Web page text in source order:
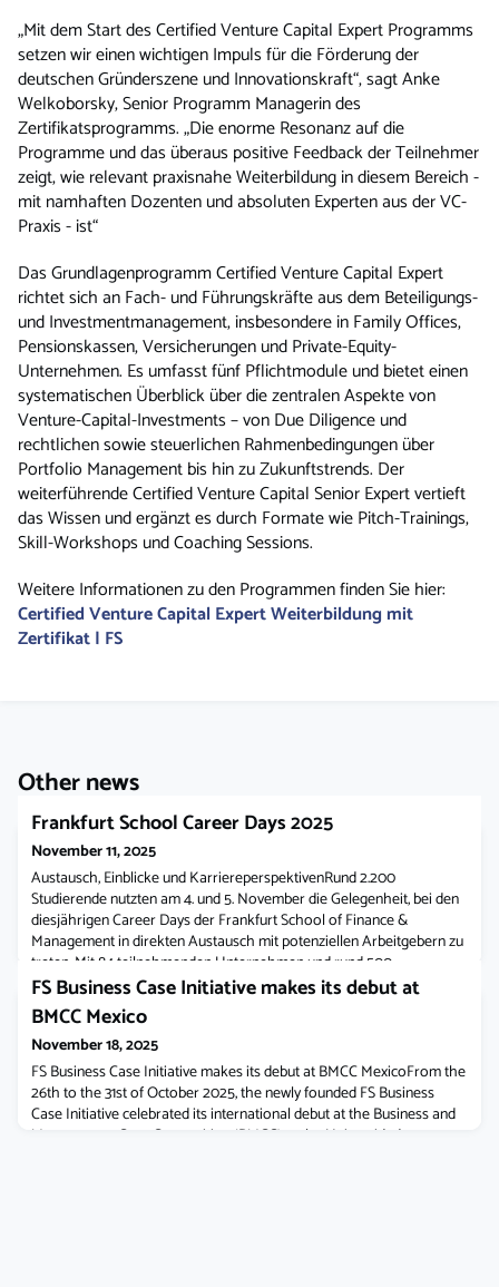
„Mit dem Start des Certified Venture Capital Expert Programms
setzen wir einen wichtigen Impuls für die Förderung der
deutschen Gründerszene und Innovationskraft“, sagt Anke
Welkoborsky, Senior Programm Managerin des
Zertifikatsprogramms. „Die enorme Resonanz auf die
Programme und das überaus positive Feedback der Teilnehmer
zeigt, wie relevant praxisnahe Weiterbildung in diesem Bereich -
mit namhaften Dozenten und absoluten Experten aus der VC-
Praxis - ist“
Das Grundlagenprogramm Certified Venture Capital Expert
richtet sich an Fach- und Führungskräfte aus dem Beteiligungs-
und Investmentmanagement, insbesondere in Family Offices,
Pensionskassen, Versicherungen und Private-Equity-
Unternehmen. Es umfasst fünf Pflichtmodule und bietet einen
systematischen Überblick über die zentralen Aspekte von
Venture-Capital-Investments – von Due Diligence und
rechtlichen sowie steuerlichen Rahmenbedingungen über
Portfolio Management bis hin zu Zukunftstrends. Der
weiterführende Certified Venture Capital Senior Expert vertieft
das Wissen und ergänzt es durch Formate wie Pitch-Trainings,
Skill-Workshops und Coaching Sessions.
Weitere Informationen zu den Programmen finden Sie hier:
Certified Venture Capital Expert Weiterbildung mit
Zertifikat | FS
Other news
Frankfurt School Career Days 2025
November 11, 2025
Austausch, Einblicke und KarriereperspektivenRund 2.200
Studierende nutzten am 4. und 5. November die Gelegenheit, bei den
diesjährigen Career Days der Frankfurt School of Finance &
Management in direkten Austausch mit potenziellen Arbeitgebern zu
treten. Mit 84 teilnehmenden Unternehmen und rund 500
Unternehmensvertreterinnen und -vertretern, darunter etwa 100
Alumni, unterstrich das Event einmal
FS Business Case Initiative makes its debut at
BMCC Mexico
November 18, 2025
FS Business Case Initiative makes its debut at BMCC MexicoFrom the
26th to the 31st of October 2025, the newly founded FS Business
Case Initiative celebrated its international debut at the Business and
Management Case Competition (BMCC) at the Universidad